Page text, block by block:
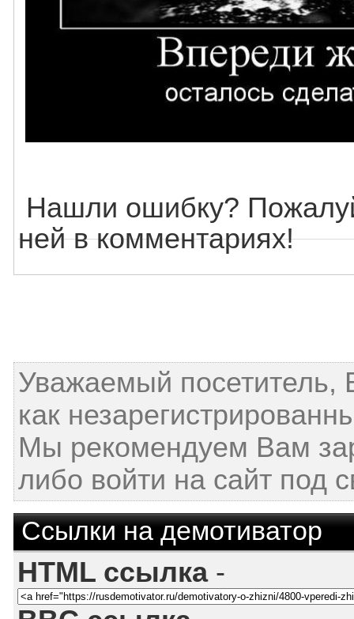
Нашли ошибку?
ней в комментариях!
Уважаемый посетитель,
как
Мы рекомендуем Вам
либо войти на сайт под
Ссылки на демотиватор
HTML ссылка-